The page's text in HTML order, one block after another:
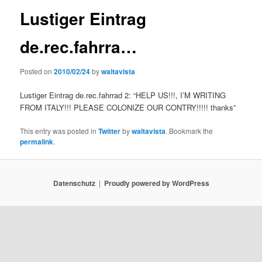
Lustiger Eintrag
de.rec.fahrra…
Posted on2010/02/24bywaltavista
Lustiger Eintrag de.rec.fahrrad 2: “HELP US!!!, I’M WRITING
FROM ITALY!!! PLEASE COLONIZE OUR CONTRY!!!!! thanks”
This entry was posted inTwitterbywaltavista. Bookmark the
permalink.
Datenschutz Proudly powered by WordPress